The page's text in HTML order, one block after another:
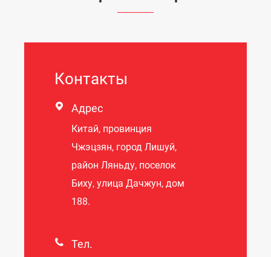
Контакты
 Адрес
Китай, провинция
Чжэцзян, город Лишуй,
район Ляньду, поселок
Биху, улица Дачжун, дом
188.
 Тел.